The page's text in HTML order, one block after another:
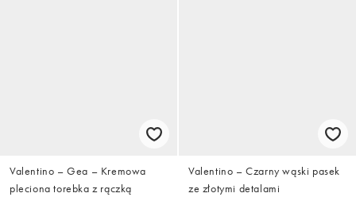
Valentino – Gea – Kremowa
pleciona torebka z rączką
Valentino – Czarny wąski pasek
ze złotymi detalami